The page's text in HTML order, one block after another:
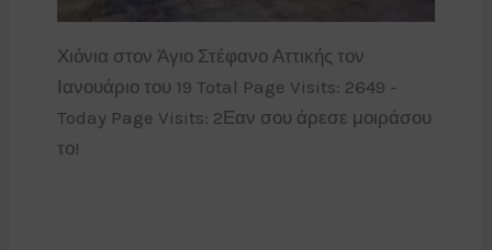
Χιόνια στον Άγιο Στέφανο Αττικής τον
Ιανουάριο του 19 Total Page Visits: 2649 -
Today Page Visits: 2Εαν σου άρεσε μοιράσου
το!